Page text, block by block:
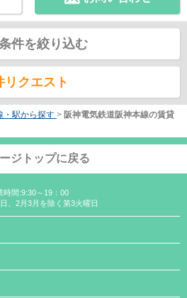
件を絞り込む
リクエスト
・駅から探す > 阪神電気鉄道阪神本線の賃貸
ジトップに戻る
時間:9:30～19：00
、2月3月を除く第3火曜日